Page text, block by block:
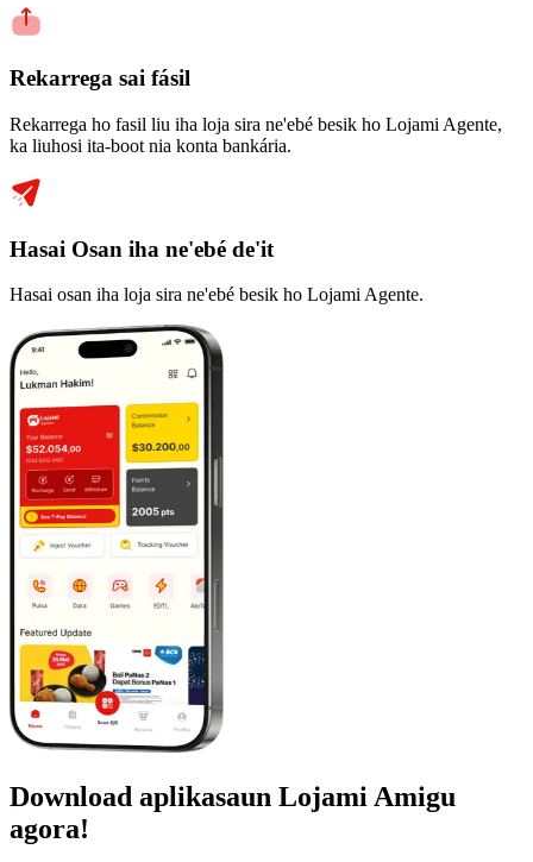
Rekarrega sai fásil
Rekarrega ho fasil liu iha loja sira ne'ebé besik ho Lojami Agente,
ka liuhosi ita-boot nia konta bankária.
Hasai Osan iha ne'ebé de'it
Hasai osan iha loja sira ne'ebé besik ho Lojami Agente.
Download aplikasaun Lojami Amigu
agora!